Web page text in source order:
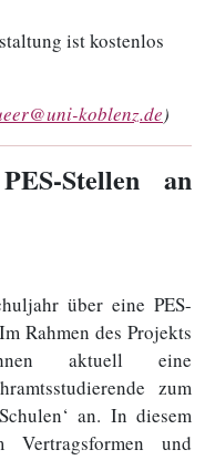
ist kostenlos
koblenz.de)
Stellen an
über eine PES-
Rahmen des Projekts
aktuell eine
zum
an. In diesem
Vertragsformen und